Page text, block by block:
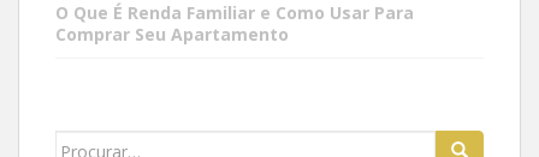
O Que É Renda Familiar e Como Usar Para
Comprar Seu Apartamento
Search